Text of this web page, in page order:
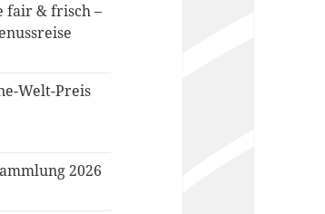
fair & frisch –
Welt-Preis
2026